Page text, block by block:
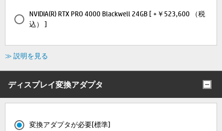
NVIDIA(R) RTX PRO 4000 Blackwell 24GB [ +￥523,600 （税
込） ]
≫ 説明を見る
ディスプレイ変換アダプタ
変換アダプタが必要[標準]